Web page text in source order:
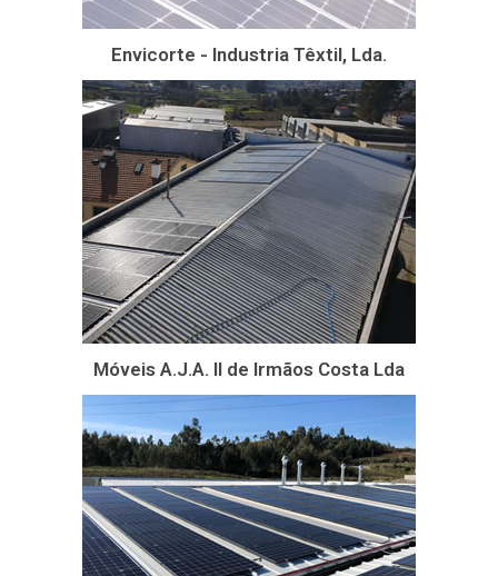
Envicorte - Industria Têxtil, Lda.
Móveis A.J.A. II de Irmãos Costa Lda